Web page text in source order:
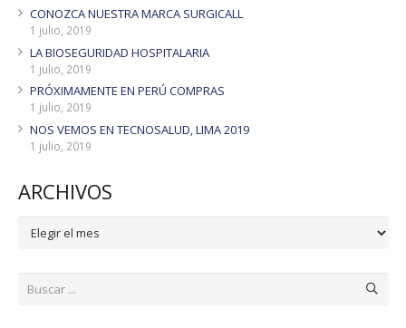
CONOZCA NUESTRA MARCA SURGICALL
1 julio, 2019
LA BIOSEGURIDAD HOSPITALARIA
1 julio, 2019
PRÓXIMAMENTE EN PERÚ COMPRAS
1 julio, 2019
NOS VEMOS EN TECNOSALUD, LIMA 2019
1 julio, 2019
ARCHIVOS
ARCHIVOS